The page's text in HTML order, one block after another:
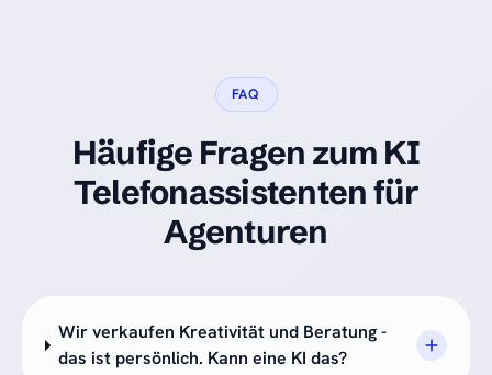
FAQ
Häufige Fragen zum KI
Telefonassistenten für
Agenturen
Wir verkaufen Kreativität und Beratung -
das ist persönlich. Kann eine KI das?